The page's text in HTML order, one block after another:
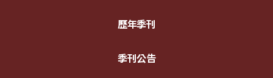
歷年季刊
季刊公告